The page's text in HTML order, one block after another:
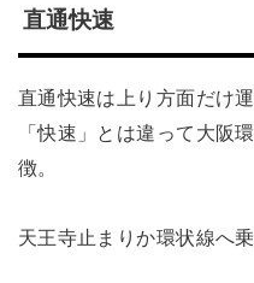
直通快速
直通快速は上り方面だけ
「快速」とは違って大阪
徴。
天王寺止まりか環状線へ